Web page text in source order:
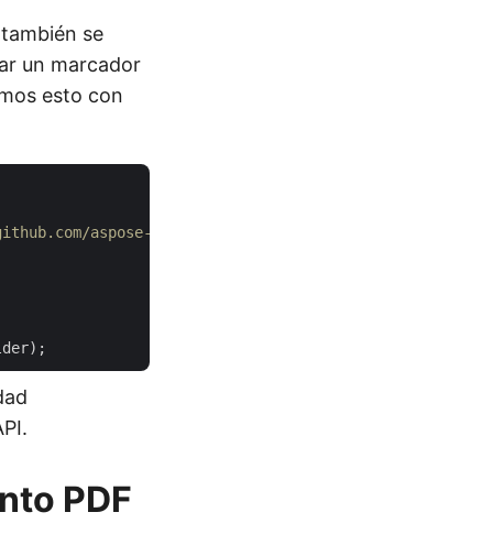
se
un marcador
esto con
aspose-pdf-cloud/aspose-pdf-cloud-dotnet
PDF